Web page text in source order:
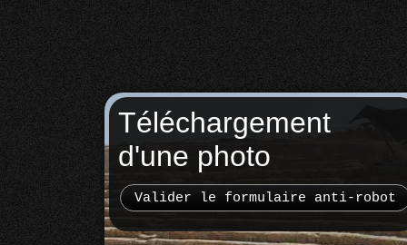
Téléchargement
d'une photo